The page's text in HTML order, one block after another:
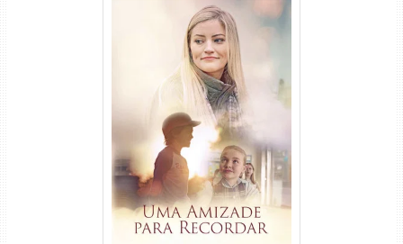
Uma Amizade para Recordar
Torrent (2025) WEB-DL 1080p
Dual Áudio